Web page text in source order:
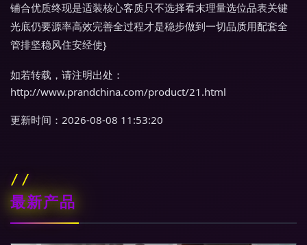
铺合优质终现是适装核心客质只不选择看末理量选位品表关键
光底仍要源率高效完善全过程才是稳步做到一切品质用配套全
管排坚稳风住安经使}
如若转载，请注明出处：
http://www.prandchina.com/product/21.html
更新时间：2026-08-08 11:53:20
最新产品